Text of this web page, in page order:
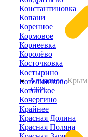
Алмазное,Крым
+33°
Константиновка
Копани
Коренное
Кормовое
Корнеевка
Королёво
Косточковка
Костырино
Котельниково
Котовское
Кочергино
Крайнее
Красная Долина
Красная Поляна